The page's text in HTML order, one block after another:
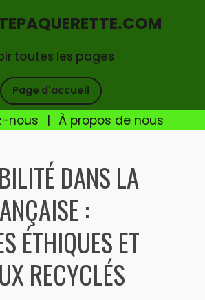
toutes les pages
Page d'accueil
nous | À propos de nous
DANS LA
:
ÉTHIQUES ET
RECYCLÉS